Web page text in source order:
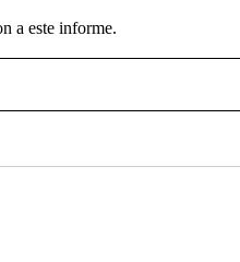
a este informe.
RECEIVE NOTIFICATIONS ABOUT